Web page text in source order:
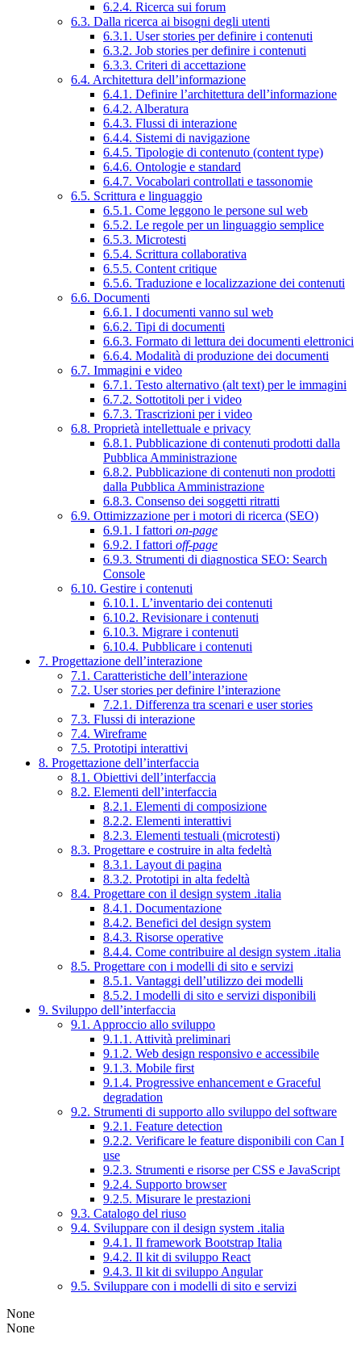
6.2.4. Ricerca sui forum
6.3. Dalla ricerca ai bisogni degli utenti
6.3.1. User stories per definire i contenuti
6.3.2. Job stories per definire i contenuti
6.3.3. Criteri di accettazione
6.4. Architettura dell’informazione
6.4.1. Definire l’architettura dell’informazione
6.4.2. Alberatura
6.4.3. Flussi di interazione
6.4.4. Sistemi di navigazione
6.4.5. Tipologie di contenuto (content type)
6.4.6. Ontologie e standard
6.4.7. Vocabolari controllati e tassonomie
6.5. Scrittura e linguaggio
6.5.1. Come leggono le persone sul web
6.5.2. Le regole per un linguaggio semplice
6.5.3. Microtesti
6.5.4. Scrittura collaborativa
6.5.5. Content critique
6.5.6. Traduzione e localizzazione dei contenuti
6.6. Documenti
6.6.1. I documenti vanno sul web
6.6.2. Tipi di documenti
6.6.3. Formato di lettura dei documenti elettronici
6.6.4. Modalità di produzione dei documenti
6.7. Immagini e video
6.7.1. Testo alternativo (alt text) per le immagini
6.7.2. Sottotitoli per i video
6.7.3. Trascrizioni per i video
6.8. Proprietà intellettuale e privacy
6.8.1. Pubblicazione di contenuti prodotti dalla
Pubblica Amministrazione
6.8.2. Pubblicazione di contenuti non prodotti
dalla Pubblica Amministrazione
6.8.3. Consenso dei soggetti ritratti
6.9. Ottimizzazione per i motori di ricerca (SEO)
6.9.1. I fattori on-page
6.9.2. I fattori off-page
6.9.3. Strumenti di diagnostica SEO: Search
Console
6.10. Gestire i contenuti
6.10.1. L’inventario dei contenuti
6.10.2. Revisionare i contenuti
6.10.3. Migrare i contenuti
6.10.4. Pubblicare i contenuti
7. Progettazione dell’interazione
7.1. Caratteristiche dell’interazione
7.2. User stories per definire l’interazione
7.2.1. Differenza tra scenari e user stories
7.3. Flussi di interazione
7.4. Wireframe
7.5. Prototipi interattivi
8. Progettazione dell’interfaccia
8.1. Obiettivi dell’interfaccia
8.2. Elementi dell’interfaccia
8.2.1. Elementi di composizione
8.2.2. Elementi interattivi
8.2.3. Elementi testuali (microtesti)
8.3. Progettare e costruire in alta fedeltà
8.3.1. Layout di pagina
8.3.2. Prototipi in alta fedeltà
8.4. Progettare con il design system .italia
8.4.1. Documentazione
8.4.2. Benefici del design system
8.4.3. Risorse operative
8.4.4. Come contribuire al design system .italia
8.5. Progettare con i modelli di sito e servizi
8.5.1. Vantaggi dell’utilizzo dei modelli
8.5.2. I modelli di sito e servizi disponibili
9. Sviluppo dell’interfaccia
9.1. Approccio allo sviluppo
9.1.1. Attività preliminari
9.1.2. Web design responsivo e accessibile
9.1.3. Mobile first
9.1.4. Progressive enhancement e Graceful
degradation
9.2. Strumenti di supporto allo sviluppo del software
9.2.1. Feature detection
9.2.2. Verificare le feature disponibili con Can I
use
9.2.3. Strumenti e risorse per CSS e JavaScript
9.2.4. Supporto browser
9.2.5. Misurare le prestazioni
9.3. Catalogo del riuso
9.4. Sviluppare con il design system .italia
9.4.1. Il framework Bootstrap Italia
9.4.2. Il kit di sviluppo React
9.4.3. Il kit di sviluppo Angular
9.5. Sviluppare con i modelli di sito e servizi
None
None